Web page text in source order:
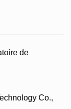
de
Co.,